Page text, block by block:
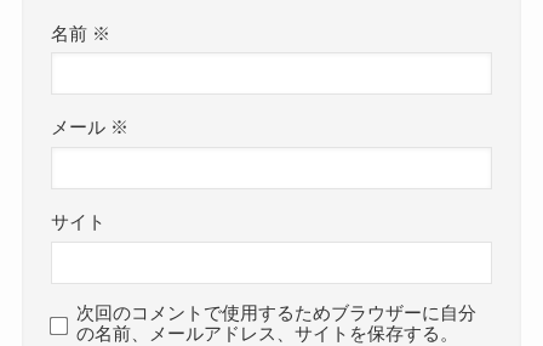
名前 ※
メール ※
サイト
次回のコメントで使用するためブラウザーに自分
の名前、メールアドレス、サイトを保存する。